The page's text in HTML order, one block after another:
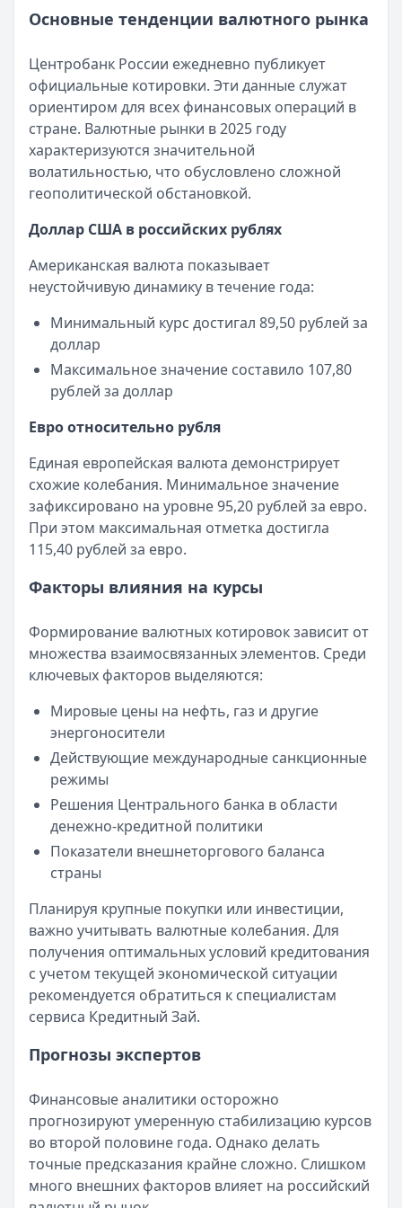
Рейтинг:5
Город:Москва
Дата:28 сентября 2025 г.
Менял евро в ДОМ.РФ Банк. Все прошло быстро и без
Страницы отзывов:
Все отзывы
Кредиты
Кредитные карты
Обмен валют
Сумма:30 000–5 000 000₽
ПСК: 41.5%
Рейтинг:4.7
Банк ЗЕНИТ— Наличными
Сумма:100 000–5 000 000₽
Срок: до60мес.
ПСК:42.2%
Рейтинг:4.6
Сумма:200 000–30 000 000₽
ПСК:34.9%
Рейтинг:4.5(13 отзывов)
Все кредиты
Кредитные карты — лучшие предложения
Банк ЗЕНИТ
Лимит: до2 000 000 ₽
Льготный период: 120 дней
Обслуживание:Бесплатно
Банк ПСБ— Кредитная карта 180 дней без %
Лимит: до1 000 000 ₽
Льготный период:180 дней
Обслуживание:Бесплатно
Рейтинг:4.7
Альфа-Банк
Лимит: до 1 000 000 ₽
Обслуживание:Бесплатно
Рейтинг:4.8(11 отзывов)
Уралсиб Банк— 120 дней на максимум
Лимит: до5 000 000 ₽
Льготный период:120 дней
Обслуживание:
Рейтинг:
Кредит Европа Банк
Лимит: до600 000 ₽
Льготный период:55 дней
Обслуживание:Бесплатно
Рейтинг:4.5
Т-Банк
1 000 000 ₽
Льготный период:
Обслуживание:
590 ₽ в год
Рейтинг:
(12 отзывов)
Сбербанк
— СберКарта
Лимит: до
1 000 000 ₽
Льготный период:120 дней
Рейтинг:4.9(10 отзывов)
Газпромбанк— Простая кредитная карта
Лимит: до1 000 000 ₽
Льготный период:—
Обслуживание:Бесплатно
Рейтинг:4.6 (10 отзывов)
MoneyMan— Онлайн
Срок:до 364 дней
Рейтинг:4.8(18 отзывов)
Основные тенденции валютного рынка
Центробанк России ежедневно публикует
официальные котировки. Эти данные служат
ориентиром для всех финансовых операций в
стране. Валютные рынки в 2025 году
характеризуются значительной
волатильностью, что обусловлено сложной
геополитической обстановкой.
Доллар США в российских рублях
Американская валюта показывает
неустойчивую динамику в течение года:
Минимальный курс достигал 89,50 рублей за
доллар
Максимальное значение составило 107,80
рублей за доллар
Евро относительно рубля
Единая европейская валюта демонстрирует
схожие колебания. Минимальное значение
зафиксировано на уровне 95,20 рублей за евро.
При этом максимальная отметка достигла
115,40 рублей за евро.
Факторы влияния на курсы
Формирование валютных котировок зависит от
множества взаимосвязанных элементов. Среди
ключевых факторов выделяются:
Мировые цены на нефть, газ и другие
энергоносители
Действующие международные санкционные
режимы
Решения Центрального банка в области
денежно-кредитной политики
Показатели внешнеторгового баланса
страны
Планируя крупные покупки или инвестиции,
важно учитывать валютные колебания. Для
получения оптимальных условий кредитования
с учетом текущей экономической ситуации
рекомендуется обратиться к специалистам
сервиса Кредитный Зай.
Прогнозы экспертов
Финансовые аналитики осторожно
прогнозируют умеренную стабилизацию курсов
во второй половине года. Однако делать
точные предсказания крайне сложно. Слишком
много внешних факторов влияет на российский